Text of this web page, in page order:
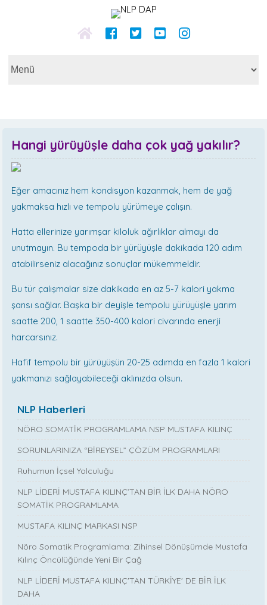
Hangi yürüyüşle daha çok yağ yakılır?
Eğer amacınız hem kondisyon kazanmak, hem de yağ
yakmaksa hızlı ve tempolu yürümeye çalışın.
Hatta ellerinize yarımşar kiloluk ağırlıklar almayı da
unutmayın. Bu tempoda bir yürüyüşle dakikada 120 adım
atabilirseniz alacağınız sonuçlar mükemmeldir.
Bu tür çalışmalar size dakikada en az 5-7 kalori yakma
şansı sağlar. Başka bir deyişle tempolu yürüyüşle yarım
saatte 200, 1 saatte 350-400 kalori civarında enerji
harcarsınız.
Hafif tempolu bir yürüyüşün 20-25 adımda en fazla 1 kalori
yakmanızı sağlayabileceği aklınızda olsun.
NLP Haberleri
NÖRO SOMATİK PROGRAMLAMA NSP MUSTAFA KILINÇ
SORUNLARINIZA “BİREYSEL” ÇÖZÜM PROGRAMLARI
Ruhumun İçsel Yolculuğu
NLP LİDERİ MUSTAFA KILINÇ’TAN BİR İLK DAHA NÖRO
SOMATİK PROGRAMLAMA
MUSTAFA KILINÇ MARKASI NSP
Nöro Somatik Programlama: Zihinsel Dönüşümde Mustafa
Kılınç Öncülüğünde Yeni Bir Çağ
NLP LİDERİ MUSTAFA KILINÇ'TAN TÜRKİYE' DE BİR İLK
DAHA